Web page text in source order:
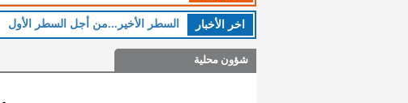
اخر اﻷخبار السطر الأخير...من أجل السطر الأول
شؤون محلية